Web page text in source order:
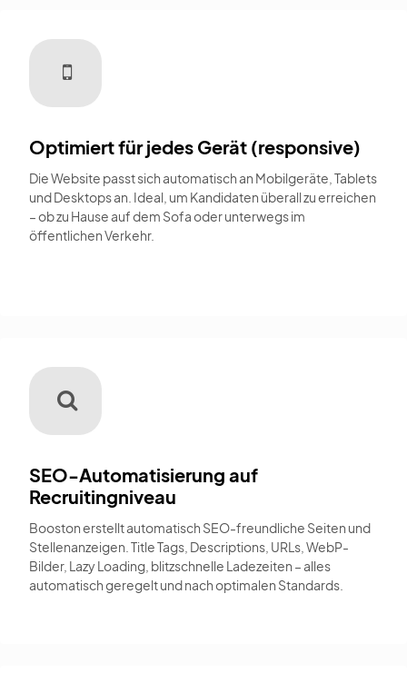
Optimiert für jedes Gerät (responsive)
Die Website passt sich automatisch an Mobilgeräte, Tablets
und Desktops an. Ideal, um Kandidaten überall zu erreichen
– ob zu Hause auf dem Sofa oder unterwegs im
öffentlichen Verkehr.
SEO-Automatisierung auf
Recruitingniveau
Booston erstellt automatisch SEO-freundliche Seiten und
Stellenanzeigen. Title Tags, Descriptions, URLs, WebP-
Bilder, Lazy Loading, blitzschnelle Ladezeiten – alles
automatisch geregelt und nach optimalen Standards.